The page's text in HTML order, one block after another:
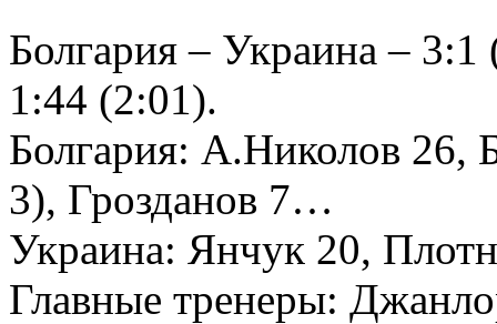
Болгария – Украина –
1:44 (2:01).
Болгария: А.Николов 26,
3), Грозданов 7…
Украина: Янчук 20,
Главные тренеры: